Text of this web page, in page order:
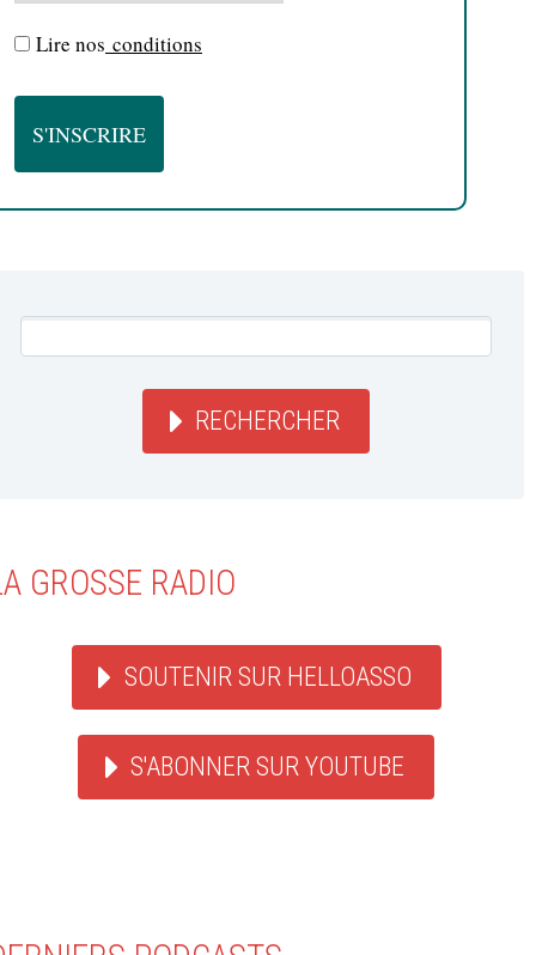
Lire nos conditions
RECHERCHER
GROSSE RADIO
SOUTENIR SUR HELLOASSO
S'ABONNER SUR YOUTUBE